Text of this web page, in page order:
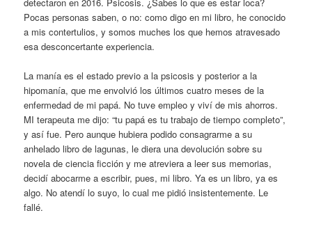
Pocas personas saben, o no: como digo en mi libro, he conocido
a mis contertulios, y somos muches los que hemos atravesado
esa desconcertante experiencia.
La manía es el estado previo a la psicosis y posterior a la
hipomanía, que me envolvió los últimos cuatro meses de la
enfermedad de mi papá. No tuve empleo y viví de mis ahorros.
MI terapeuta me dijo: “tu papá es tu trabajo de tiempo completo”,
y así fue. Pero aunque hubiera podido consagrarme a su
anhelado libro de lagunas, le diera una devolución sobre su
novela de ciencia ficción y me atreviera a leer sus memorias,
decidí abocarme a escribir, pues, mi libro. Ya es un libro, ya es
algo. No atendí lo suyo, lo cual me pidió insistentemente. Le
fallé.